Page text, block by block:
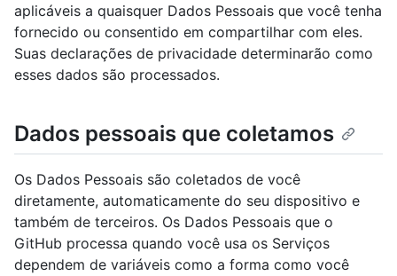
aplicáveis a quaisquer Dados Pessoais que você tenha
fornecido ou consentido em compartilhar com eles.
Suas declarações de privacidade determinarão como
esses dados são processados.
Dados pessoais que coletamos
Os Dados Pessoais são coletados de você
diretamente, automaticamente do seu dispositivo e
também de terceiros. Os Dados Pessoais que o
GitHub processa quando você usa os Serviços
dependem de variáveis como a forma como você